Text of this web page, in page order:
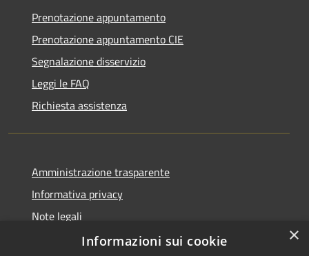
Prenotazione appuntamento
Prenotazione appuntamento CIE
Segnalazione disservizio
Leggi le FAQ
Richiesta assistenza
Amministrazione trasparente
Informativa privacy
Note legali
Dichiarazione di accessibilità
×
Informazioni sui cookie